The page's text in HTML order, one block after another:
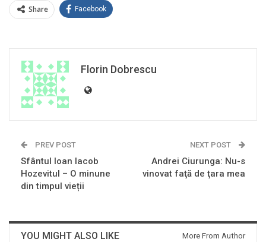
Share Facebook
Florin Dobrescu
PREV POST
Sfântul Ioan Iacob
Hozevitul – O minune
din timpul vieții
NEXT POST
Andrei Ciurunga: Nu-s
vinovat faţă de ţara mea
YOU MIGHT ALSO LIKE More From Author